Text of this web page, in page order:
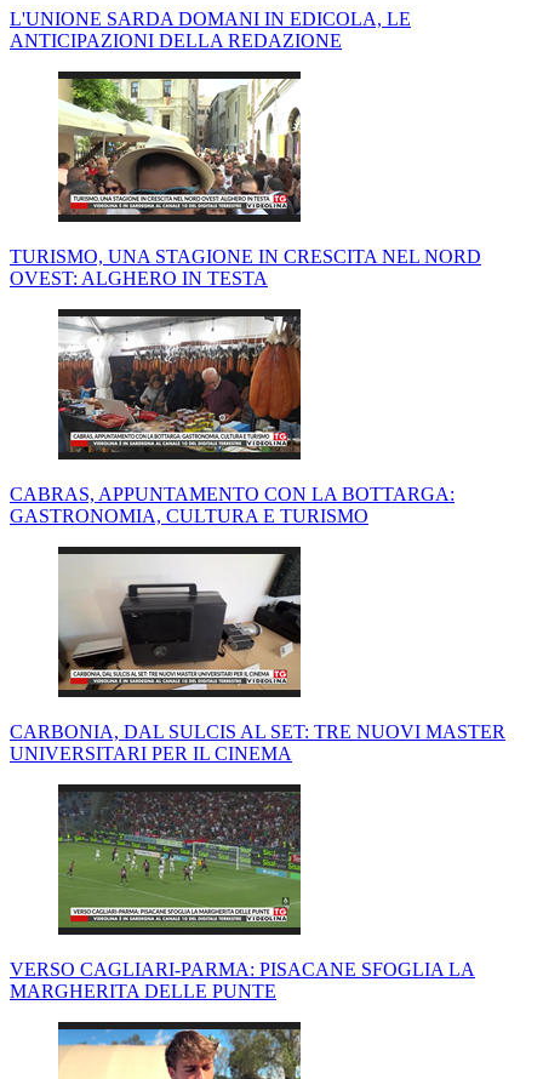
L'UNIONE SARDA DOMANI IN EDICOLA, LE
ANTICIPAZIONI DELLA REDAZIONE
TURISMO, UNA STAGIONE IN CRESCITA NEL NORD
OVEST: ALGHERO IN TESTA
CABRAS, APPUNTAMENTO CON LA BOTTARGA:
GASTRONOMIA, CULTURA E TURISMO
CARBONIA, DAL SULCIS AL SET: TRE NUOVI MASTER
UNIVERSITARI PER IL CINEMA
VERSO CAGLIARI-PARMA: PISACANE SFOGLIA LA
MARGHERITA DELLE PUNTE